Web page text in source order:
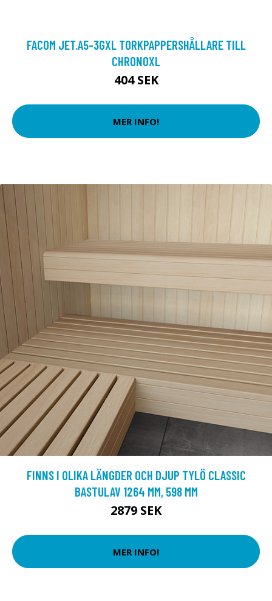
FACOM JET.A5-3GXL TORKPAPPERSHÅLLARE TILL
CHRONOXL
404 SEK
MER INFO!
FINNS I OLIKA LÄNGDER OCH DJUP TYLÖ CLASSIC
BASTULAV 1264 MM, 598 MM
2879 SEK
MER INFO!